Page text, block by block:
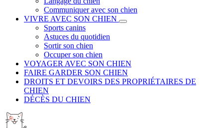
Communiquer avec son chien
VIVRE AVEC SON CHIEN
Sports canins
Astuces du quotidien
Sortir son chien
Occuper son chien
VOYAGER AVEC SON CHIEN
FAIRE GARDER SON CHIEN
DROITS ET DEVOIRS DES PROPRIÉTAIRES DE
CHIEN
DÉCÈS DU CHIEN